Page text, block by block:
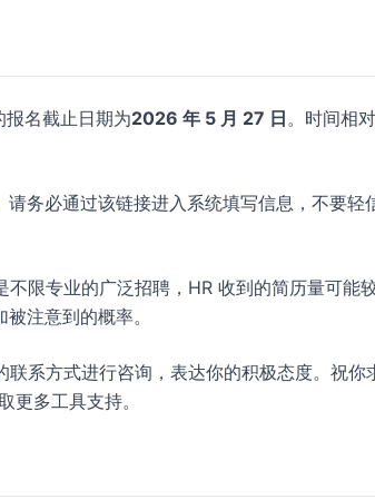
名截止日期为2026 年 5 月 27 日。时间相
请务必通过该链接进入系统填写信息，不要轻
限专业的广泛招聘，HR 收到的简历量可能
注意到的概率。
系方式进行咨询，表达你的积极态度。祝你
更多工具支持。